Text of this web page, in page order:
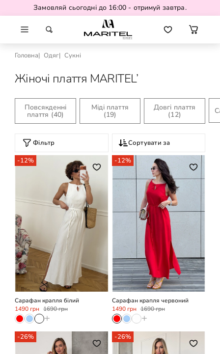
Замовляй сьогодні до 16:00 - отримуй завтра.
Головна Одяг Сукні
Жіночі плаття MARITEL’
Повсякденні
плаття (40)
Міді плаття
(19)
Довгі плаття
(12)
Фільтр Сортувати за
-12%
M/L
Сарафан крапля білий
1490 грн 1690 грн
+
-12%
M/L XL
Сарафан крапля червоний
1490 грн 1690 грн
+
-26% -26%